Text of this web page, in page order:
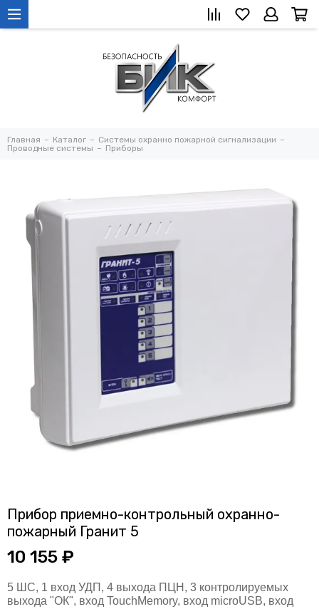
Главная Каталог
Системы охранно пожарной сигнализации
Проводные системы
Приборы
Прибор приемно-контрольный охранно-
пожарный Гранит 5
10 155 ₽
5 ШС, 1 вход УДП, 4 выхода ПЦН, 3 контролируемых
выхода "ОК", вход TouchMemory, вход microUSB, вход